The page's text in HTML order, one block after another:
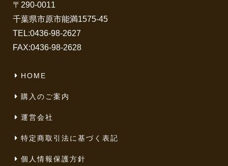
〒290-0011
千葉県市原市能満1575-45
TEL:0436-98-2627
FAX:0436-98-2628
HOME
購入のご案内
運営会社
特定商取引法に基づく表記
個人情報保護方針